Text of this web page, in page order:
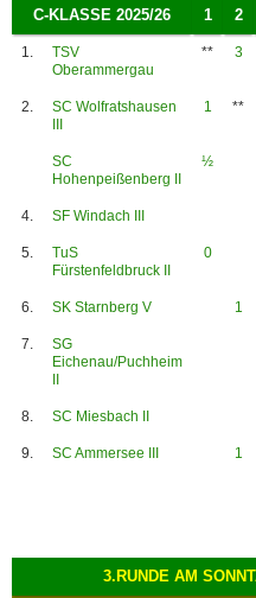
C-KLASSE 2025/26 1 2
1.
TSV
Oberammergau
** 3
2.
SC Wolfratshausen
1 **
SC
Hohenpeißenberg II
½
4. SF Windach III
5.
TuS
Fürstenfeldbruck II
0
6. SK Starnberg V 1
7.
SG
Eichenau/Puchheim
8. SC Miesbach II
9. SC Ammersee III 1
3.RUNDE AM